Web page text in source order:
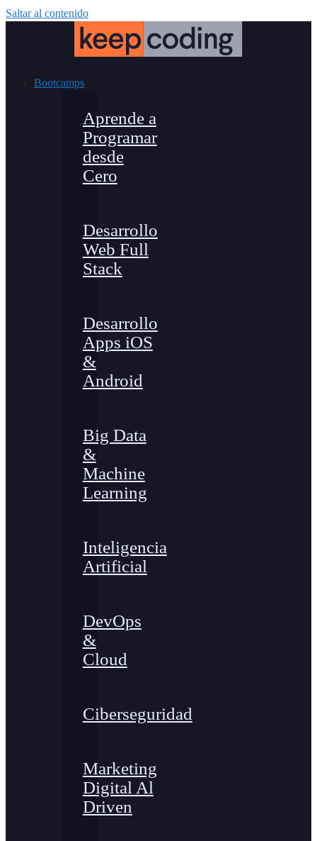
Saltar al contenido
Bootcamps
Aprende a
Programar
desde
Cero
Desarrollo
Web Full
Stack
Desarrollo
Apps iOS
&
Android
Big Data
&
Machine
Learning
Inteligencia
Artificial
DevOps
&
Cloud
Ciberseguridad
Marketing
Digital Al
Driven